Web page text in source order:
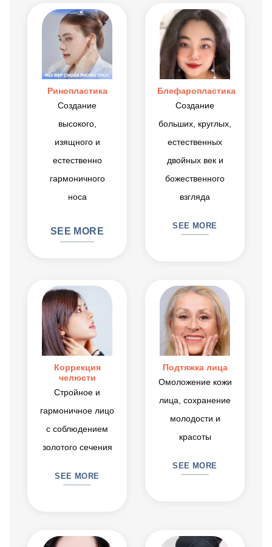
Ринопластика
Создание
высокого,
изящного и
естественно
гармоничного
носа
SEE MORE
Блефаропластика
Создание
больших, круглых,
естественных
двойных век и
божественного
взгляда
SEE MORE
Коррекция
челюсти
Стройное и
гармоничное лицо
с соблюдением
золотого сечения
SEE MORE
Подтяжка лица
Омоложение кожи
лица, сохранение
молодости и
красоты
SEE MORE